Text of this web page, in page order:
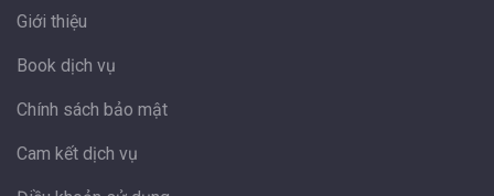
Giới thiệu
Book dịch vụ
Chính sách bảo mật
Cam kết dịch vụ